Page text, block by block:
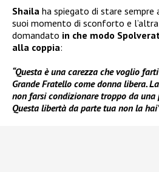
Shaila ha spiegato di stare sempre
suoi momento di sconforto e
domandato in che modo
alla coppia:
“Questa è una carezza che voglio
Grande Fratello come donna libera.
non farsi condizionare troppo da una
Questa libertà da parte tua non la